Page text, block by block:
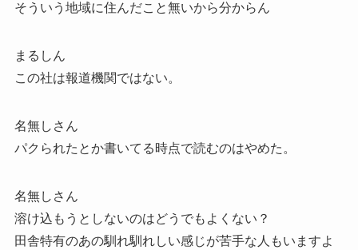
そういう地域に住んだこと無いから分からん
まるしん
この社は報道機関ではない。
名無しさん
パクられたとか書いてる時点で読むのはやめた。
名無しさん
溶け込もうとしないのはどうでもよくない？
田舎特有のあの馴れ馴れしい感じが苦手な人もいますよ